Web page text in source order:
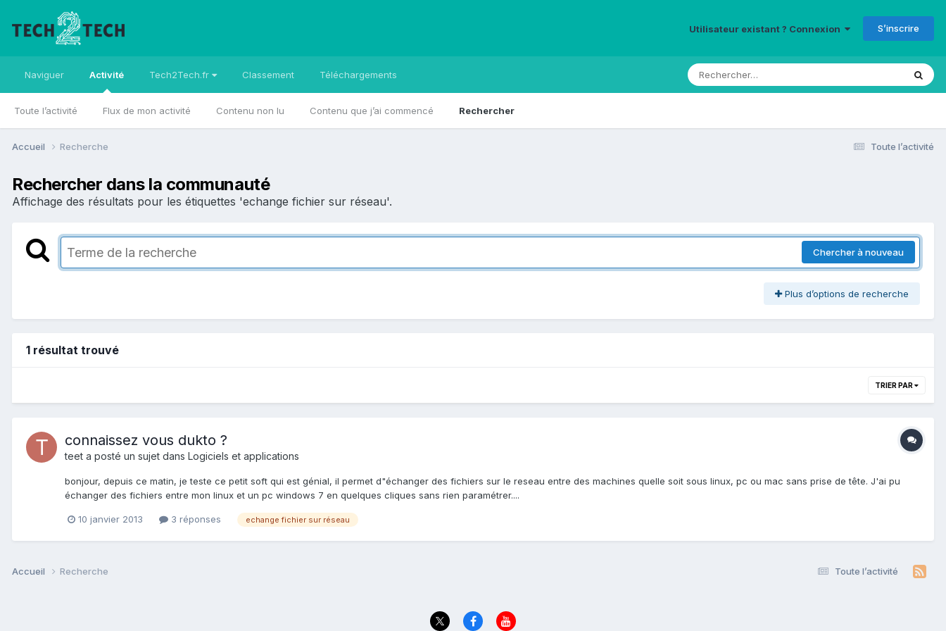
Utilisateur existant ? Connexion S’inscrire
Naviguer Activité
Toute l’activité Flux de mon activité Contenu non lu Contenu que j’ai commencé Rechercher
Tech2Tech.fr Classement Téléchargements
Toute l’activité
Accueil Recherche
Rechercher dans la communauté
Affichage des résultats pour les étiquettes 'echange fichier sur réseau'.
Chercher à nouveau
Plus d’options de recherche
1 résultat trouvé
TRIER PAR
connaissez vous dukto ?
teet a posté un sujet dans Logiciels et applications
bonjour, depuis ce matin, je teste ce petit soft qui est génial, il permet d"échanger des fichiers sur le reseau entre des machines quelle soit sous linux, pc ou mac sans prise de tête. J'ai pu
échanger des fichiers entre mon linux et un pc windows 7 en quelques cliques sans rien paramétrer....
10 janvier 2013 3 réponses echange fichier sur réseau
Toute l’activité
Accueil Recherche